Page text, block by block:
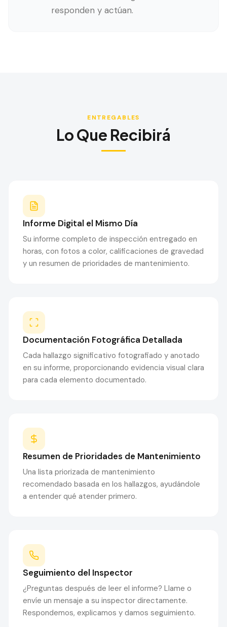
responden y actúan.
ENTREGABLES
Lo Que Recibirá
Informe Digital el Mismo Día
Su informe completo de inspección entregado en
horas, con fotos a color, calificaciones de gravedad
y un resumen de prioridades de mantenimiento.
Documentación Fotográfica Detallada
Cada hallazgo significativo fotografiado y anotado
en su informe, proporcionando evidencia visual clara
para cada elemento documentado.
Resumen de Prioridades de Mantenimiento
Una lista priorizada de mantenimiento
recomendado basada en los hallazgos, ayudándole
a entender qué atender primero.
Seguimiento del Inspector
¿Preguntas después de leer el informe? Llame o
envíe un mensaje a su inspector directamente.
Respondemos, explicamos y damos seguimiento.